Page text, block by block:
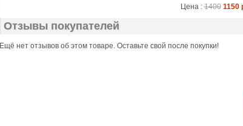
Цена : 1400 1150
Отзывы покупателей
Ещё нет отзывов об этом товаре. Оставьте свой после покупки!